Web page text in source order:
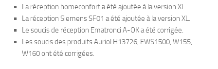
La réception homeconfort a été ajoutée à la version XL.
La réception Siemens SF01 a été ajoutée à la version XL.
Le soucis de réception Ematronci A-OK a été corrigée.
Les soucis des produits Auriol H13726, EWS1500, W155,
W160 ont été corrigées.